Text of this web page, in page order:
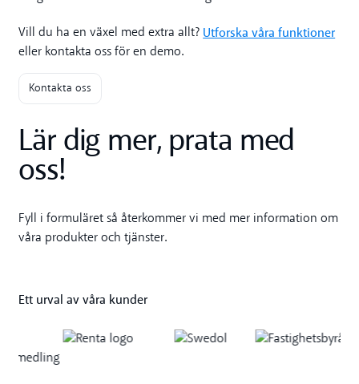
Vill du ha en växel med extra allt? Utforska våra funktioner
eller kontakta oss för en demo.
Kontakta oss
Lär dig mer, prata med
oss!
Fyll i formuläret så återkommer vi med mer information om
våra produkter och tjänster.
Ett urval av våra kunder